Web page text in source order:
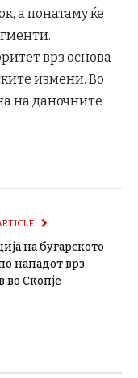
а понатаму ќе
врз основа
измени. Во
на даночните
на бугарското
нападот врз
во Скопје